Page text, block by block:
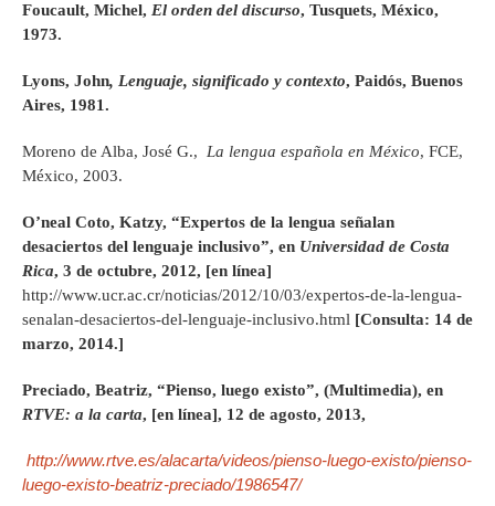
Foucault, Michel, El orden del discurso, Tusquets, México,
1973.
Lyons, John, Lenguaje, significado y contexto, Paidós, Buenos
Aires, 1981.
Moreno de Alba, José G., La lengua española en México, FCE,
México, 2003.
O’neal Coto, Katzy, “Expertos de la lengua señalan
desaciertos del lenguaje inclusivo”, en Universidad de Costa
Rica, 3 de octubre, 2012, [en línea]
http://www.ucr.ac.cr/noticias/2012/10/03/expertos-de-la-lengua-
senalan-desaciertos-del-lenguaje-inclusivo.html [Consulta: 14 de
marzo, 2014.]
Preciado, Beatriz, “Pienso, luego existo”, (Multimedia), en
RTVE: a la carta, [en línea], 12 de agosto, 2013,
http://www.rtve.es/alacarta/videos/pienso-luego-existo/pienso-
luego-existo-beatriz-preciado/1986547/